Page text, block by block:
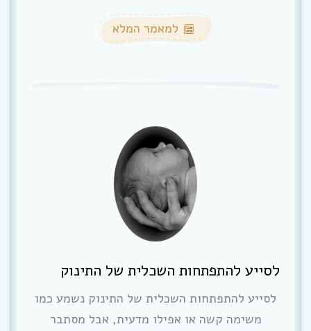
למאמר המלא
לסייע להתפתחות השכלית של התינוק
לסייע להתפתחות השכלית של התינוק נשמע כמו
משימה קשה או אפילו מדעית, אבל מסתבר